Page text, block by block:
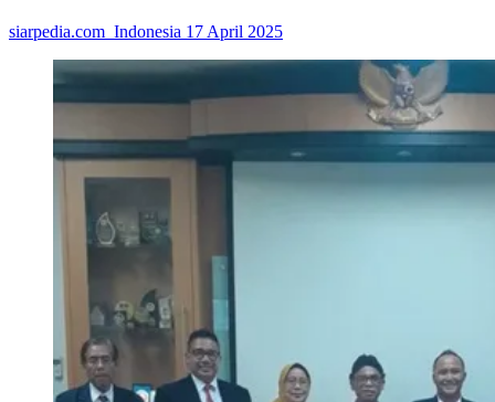
siarpedia.com_Indonesia 17 April 2025